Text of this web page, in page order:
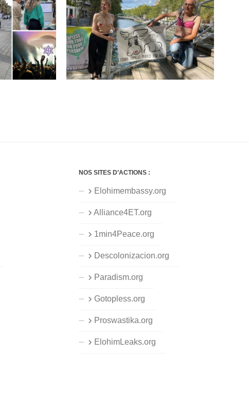
NOS SITES D’ACTIONS :
Elohimembassy.org
Alliance4ET.org
1min4Peace.org
Descolonizacion.org
Paradism.org
Gotopless.org
Proswastika.org
ElohimLeaks.org